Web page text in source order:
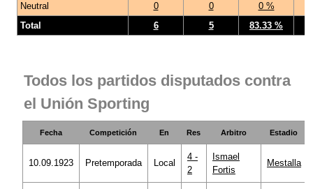
Neutral
0 0
0 %
Total
6 5 83.33 %
Todos los partidos disputados contra
el Unión Sporting
Fecha Competición En Res Arbitro Estadio
10.09.1923 Pretemporada Local
4 -
2
Ismael
Fortis
Mestalla